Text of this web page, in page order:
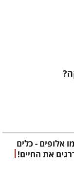
אלופים - כלים
את החיים!